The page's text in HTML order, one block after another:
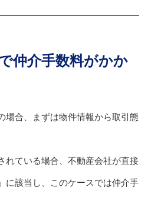
仲介手数料がかか
場合、まずは物件情報から取引態
れている場合、不動産会社が直接
に該当し、このケースでは仲介手